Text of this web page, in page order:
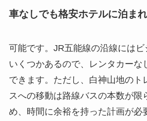
車なしでも格安ホテルに泊ま
可能です。JR五能線の沿線には
いくつかあるので、レンタカーな
できます。ただし、白神山地のト
スへの移動は路線バスの本数が限
め、時間に余裕を持った計画が必